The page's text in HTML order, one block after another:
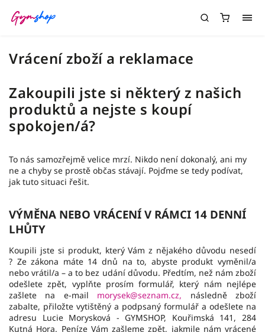
Vrácení zboží a reklamace
Zakoupili jste si některý z našich
produktů a nejste s koupí
spokojen/á?
To nás samozřejmě velice mrzí. Nikdo není dokonalý, ani my
ne a chyby se prostě občas stávají. Pojďme se tedy podívat,
jak tuto situaci řešit.
VÝMĚNA NEBO VRÁCENÍ V RÁMCI 14 DENNÍ
LHŮTY
Koupili jste si produkt, který Vám z nějakého důvodu nesedí
? Ze zákona máte 14 dnů na to, abyste produkt vyměnil/a
nebo vrátil/a – a to bez udání důvodu. Předtím, než nám zboží
odešlete zpět, vyplňte prosím formulář, který nám nejlépe
zašlete na e-mail morysek@seznam.cz, následně zboží
zabalte, přiložte vytištěný a podpsaný formulář a odešlete na
adresu Lucie Morysková - GYMSHOP, Kouřimská 141, 284
Kutná Hora. Peníze Vám zašleme zpět, jakmile nám vrácené